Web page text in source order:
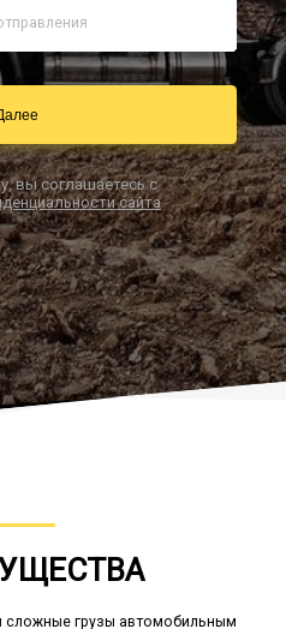
negabarit.ru
Заказать звонок
вы соглашаетесь с
сайта
сложные грузы автомобильным